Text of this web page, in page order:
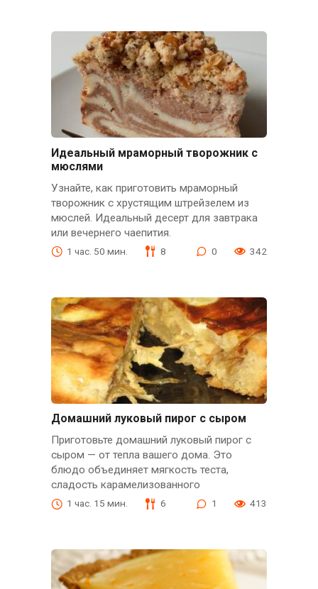
Идеальный мраморный творожник с
мюслями
Узнайте, как приготовить мраморный
творожник с хрустящим штрейзелем из
мюслей. Идеальный десерт для завтрака
или вечернего чаепития.
1 час. 50 мин. 8 0 342
Домашний луковый пирог с сыром
Приготовьте домашний луковый пирог с
сыром — от тепла вашего дома. Это
блюдо объединяет мягкость теста,
сладость карамелизованного
1 час. 15 мин. 6 1 413